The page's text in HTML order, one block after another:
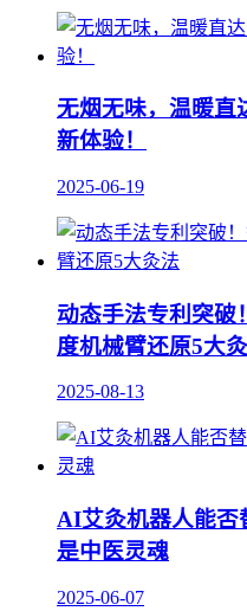
无烟无味，温暖直
新体验！
2025-06-19
动态手法专利突破
度机械臂还原5大
2025-08-13
AI艾灸机器人能否
是中医灵魂
2025-06-07